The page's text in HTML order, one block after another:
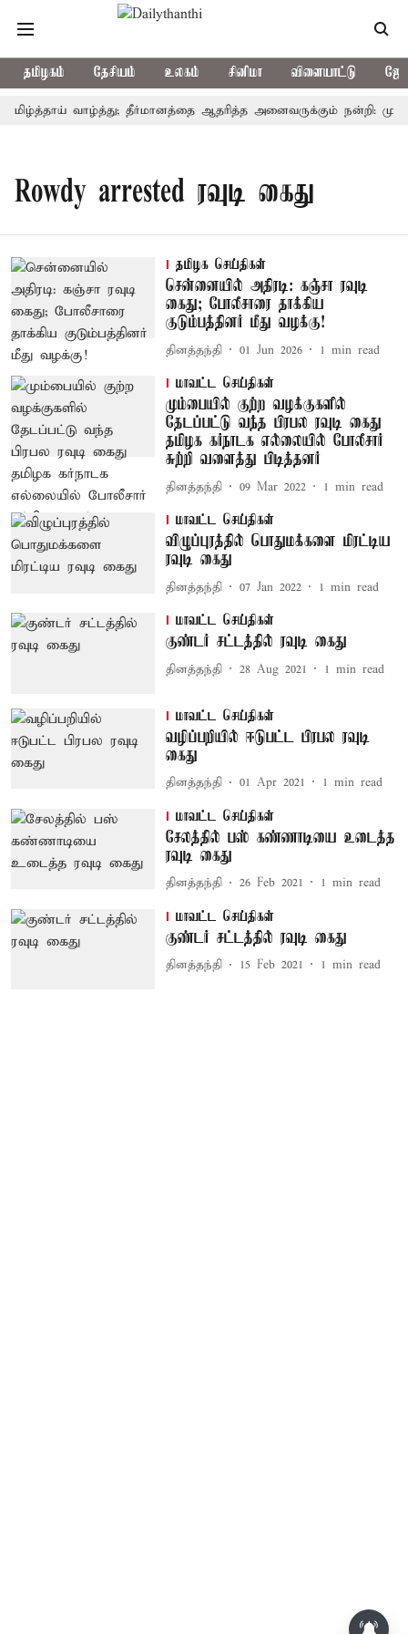
தமிழகம் தேசியம் உலகம் சினிமா விளையாட்டு
தமிழ்த்தாய் வாழ்த்து; தீர்மானத்தை ஆதரித்த அனைவருக்கும் நன்றி:
Rowdy arrested ரவுடி கைது
தமிழக செய்திகள்
சென்னையில் அதிரடி: கஞ்சா ரவுடி
கைது; போலீசாரை தாக்கிய
குடும்பத்தினர் மீது வழக்கு!
தினத்தந்தி 01 Jun 2026 1 min read
மாவட்ட செய்திகள்
மும்பையில் குற்ற வழக்குகளில்
தேடப்பட்டு வந்த பிரபல ரவுடி கைது
தமிழக கர்நாடக எல்லையில் போலீசார்
சுற்றி வளைத்து பிடித்தனர்
தினத்தந்தி 09 Mar 2022 1 min read
மாவட்ட செய்திகள்
விழுப்புரத்தில் பொதுமக்களை மிரட்டிய
ரவுடி கைது
தினத்தந்தி 07 Jan 2022 1 min read
மாவட்ட செய்திகள்
குண்டர் சட்டத்தில் ரவுடி கைது
தினத்தந்தி 28 Aug 2021 1 min read
மாவட்ட செய்திகள்
வழிப்பறியில் ஈடுபட்ட பிரபல ரவுடி
கைது
தினத்தந்தி 01 Apr 2021 1 min read
மாவட்ட செய்திகள்
சேலத்தில் பஸ் கண்ணாடியை உடைத்த
ரவுடி கைது
தினத்தந்தி 26 Feb 2021 1 min read
மாவட்ட செய்திகள்
குண்டர் சட்டத்தில் ரவுடி கைது
தினத்தந்தி 15 Feb 2021 1 min read